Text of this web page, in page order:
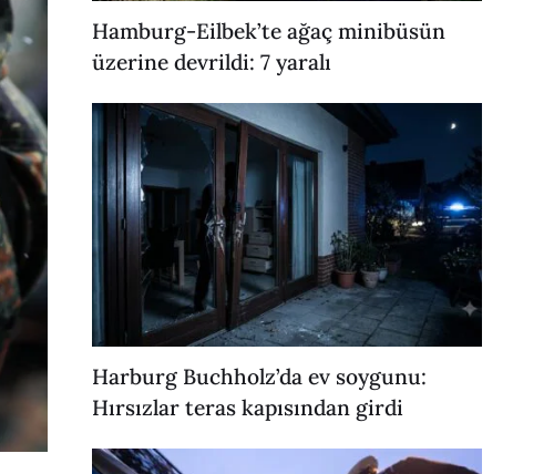
Hamburg-Eilbek’te ağaç minibüsün
üzerine devrildi: 7 yaralı
Harburg Buchholz’da ev soygunu:
Hırsızlar teras kapısından girdi